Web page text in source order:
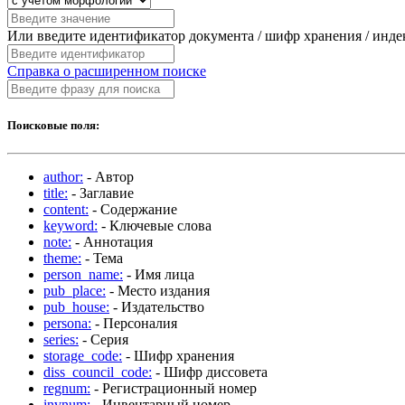
Или введите идентификатор документа / шифр хранения /
Справка о расширенном поиске
Поисковые поля:
author: - Автор
title: - Заглавие
content: - Содержание
keyword: - Ключевые слова
note: - Аннотация
theme: - Тема
person_name: - Имя лица
pub_place: - Место издания
pub_house: - Издательство
persona: - Персоналия
series: - Серия
storage_code: - Шифр хранения
diss_council_code: - Шифр диссовета
regnum: - Регистрационный номер